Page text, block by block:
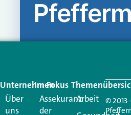
Unternehmen
Über
uns
Im Fokus
Assekuranz
der
Arbeit
© 2013